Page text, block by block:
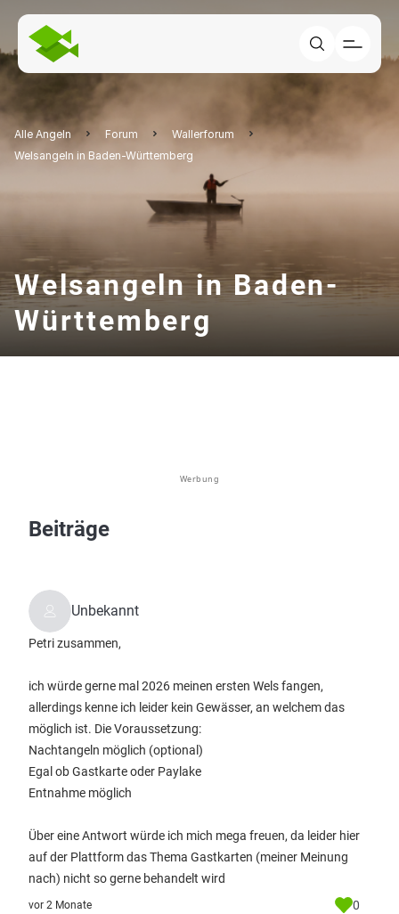
Alle Angeln Forum
Wallerforum
Welsangeln in Baden-Württemberg
Welsangeln in Baden-
Württemberg
Werbung
Beiträge
Unbekannt
Petri zusammen,
ich würde gerne mal 2026 meinen ersten Wels fangen,
allerdings kenne ich leider kein Gewässer, an welchem das
möglich ist. Die Voraussetzung:
Nachtangeln möglich (optional)
Egal ob Gastkarte oder Paylake
Entnahme möglich
Über eine Antwort würde ich mich mega freuen, da leider hier
auf der Plattform das Thema Gastkarten (meiner Meinung
nach) nicht so gerne behandelt wird
vor 2 Monate 0